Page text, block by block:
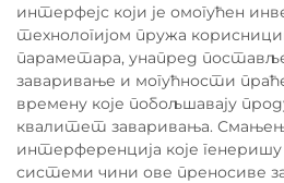
интерфејс који је омогућен
технологијом пружа
параметара, унапред
заваривање и могућности
времену које побољшавају
квалитет заваривања.
интерференција које
системи чини ове преносиве